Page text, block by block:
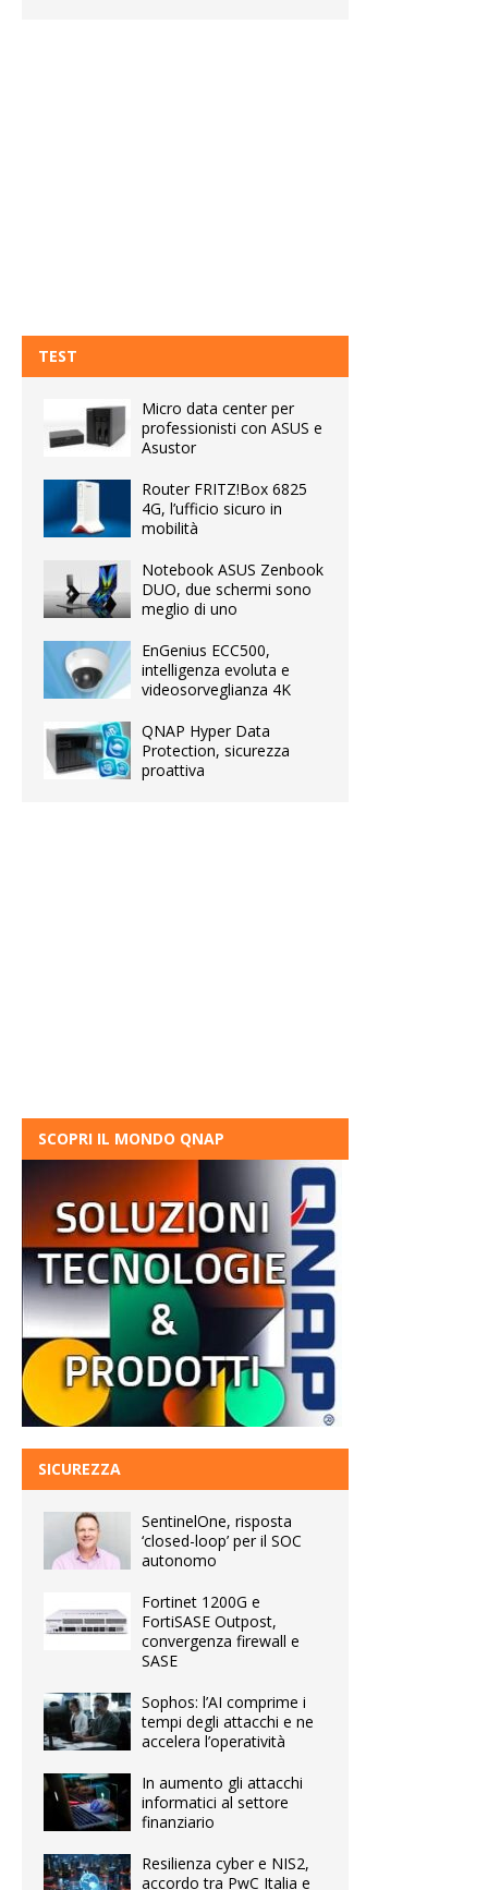
TEST
Micro data center per
professionisti con ASUS e
Asustor
Router FRITZ!Box 6825
4G, l’ufficio sicuro in
mobilità
Notebook ASUS Zenbook
DUO, due schermi sono
meglio di uno
EnGenius ECC500,
intelligenza evoluta e
videosorveglianza 4K
QNAP Hyper Data
Protection, sicurezza
proattiva
SCOPRI IL MONDO QNAP
SICUREZZA
SentinelOne, risposta
‘closed-loop’ per il SOC
autonomo
Fortinet 1200G e
FortiSASE Outpost,
convergenza firewall e
SASE
Sophos: l’AI comprime i
tempi degli attacchi e ne
accelera l’operatività
In aumento gli attacchi
informatici al settore
finanziario
Resilienza cyber e NIS2,
accordo tra PwC Italia e